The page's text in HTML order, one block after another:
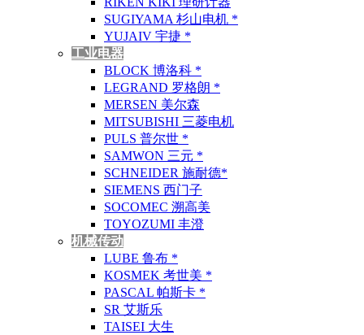
SUGIYAMA 杉山电机 *
YUJAIV 宇捷 *
工业电器
BLOCK 博洛科 *
LEGRAND 罗格朗 *
MERSEN 美尔森
MITSUBISHI 三菱电机
PULS 普尔世 *
SAMWON 三元 *
SCHNEIDER 施耐德*
SIEMENS 西门子
SOCOMEC 溯高美
TOYOZUMI 丰澄
机械传动
LUBE 鲁布 *
KOSMEK 考世美 *
PASCAL 帕斯卡 *
SR 艾斯乐
TAISEI 大生